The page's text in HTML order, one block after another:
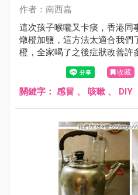
作者：南西嘉
這次孩子喉嚨又卡痰，香港同
燉橙加鹽，這方法太適合我們
橙，全家喝了之後症狀改善許
收藏
關鍵字： 感冒 、 咳嗽 、 DIY